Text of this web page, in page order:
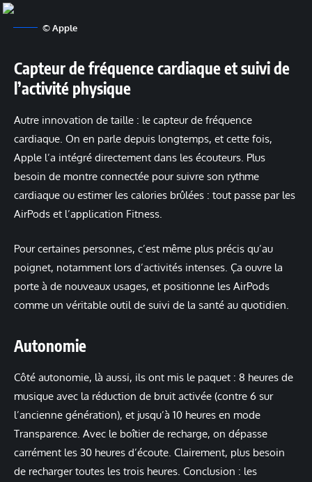
© Apple
Capteur de fréquence cardiaque et suivi de
l’activité physique
Autre innovation de taille : le capteur de fréquence
cardiaque. On en parle depuis longtemps, et cette fois,
Apple l’a intégré directement dans les écouteurs. Plus
besoin de montre connectée pour suivre son rythme
cardiaque ou estimer les calories brûlées : tout passe par les
AirPods et l’application Fitness.
Pour certaines personnes, c’est même plus précis qu’au
poignet, notamment lors d’activités intenses. Ça ouvre la
porte à de nouveaux usages, et positionne les AirPods
comme un véritable outil de suivi de la santé au quotidien.
Autonomie
Côté autonomie, là aussi, ils ont mis le paquet : 8 heures de
musique avec la réduction de bruit activée (contre 6 sur
l’ancienne génération), et jusqu’à 10 heures en mode
Transparence. Avec le boîtier de recharge, on dépasse
carrément les 30 heures d’écoute. Clairement, plus besoin
de recharger toutes les trois heures. Conclusion : les